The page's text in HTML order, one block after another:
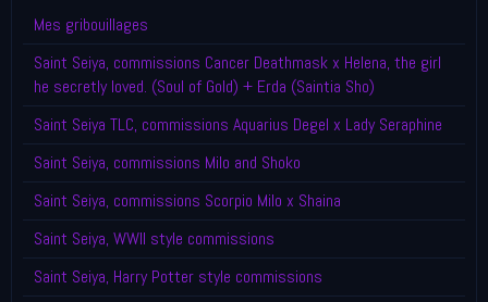
Mes gribouillages
Saint Seiya, commissions Cancer Deathmask x Helena, the girl
he secretly loved. (Soul of Gold) + Erda (Saintia Sho)
Saint Seiya TLC, commissions Aquarius Degel x Lady Seraphine
Saint Seiya, commissions Milo and Shoko
Saint Seiya, commissions Scorpio Milo x Shaina
Saint Seiya, WWII style commissions
Saint Seiya, Harry Potter style commissions